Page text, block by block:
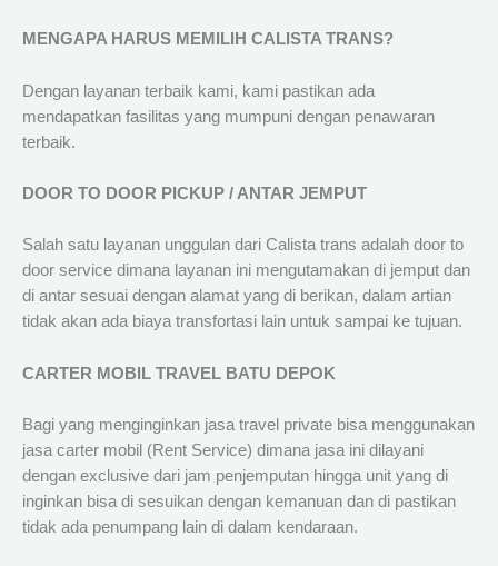
MENGAPA HARUS MEMILIH CALISTA TRANS?
Dengan layanan terbaik kami, kami pastikan ada
mendapatkan fasilitas yang mumpuni dengan penawaran
terbaik.
DOOR TO DOOR PICKUP / ANTAR JEMPUT
Salah satu layanan unggulan dari Calista trans adalah door to
door service dimana layanan ini mengutamakan di jemput dan
di antar sesuai dengan alamat yang di berikan, dalam artian
tidak akan ada biaya transfortasi lain untuk sampai ke tujuan.
CARTER MOBIL TRAVEL BATU DEPOK
Bagi yang menginginkan jasa travel private bisa menggunakan
jasa carter mobil (Rent Service) dimana jasa ini dilayani
dengan exclusive dari jam penjemputan hingga unit yang di
inginkan bisa di sesuikan dengan kemanuan dan di pastikan
tidak ada penumpang lain di dalam kendaraan.